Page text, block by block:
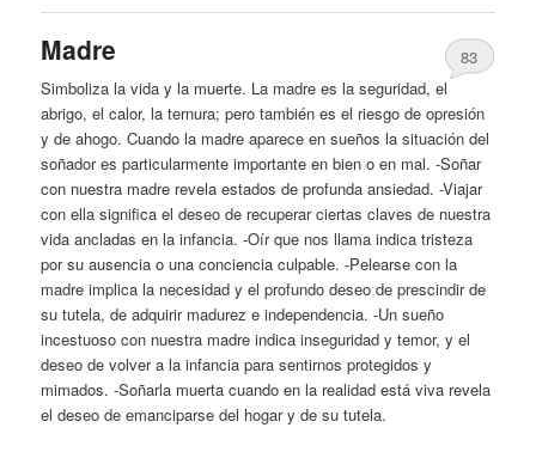
Madre
83
Simboliza la viday la muerte. La madre es la seguridad, el
abrigo, el calor, la ternura; pero también es el riesgo de opresión
y de ahogo. Cuando la madre aparece en sueños la situación del
soñador es particularmente importante en bien o en mal. -Soñar
con nuestra madre revela estados de profunda ansiedad. -Viajar
con ella significa eldeseo de recuperar ciertas claves de nuestra
vida ancladas en la infancia. -Oír que nos llama indica tristeza
por su ausencia o una conciencia culpable. -Pelearse con la
madre implica la necesidady el profundodeseo de prescindir de
su tutela, de adquirir madurez e independencia. -Un sueño
incestuoso con nuestra madre indica inseguridady temor,y el
deseo de volver a la infancia para sentirnos protegidosy
mimados. -Soñarla muerta cuando en la realidad está viva revela
eldeseo de emanciparse del hogary de su tutela.